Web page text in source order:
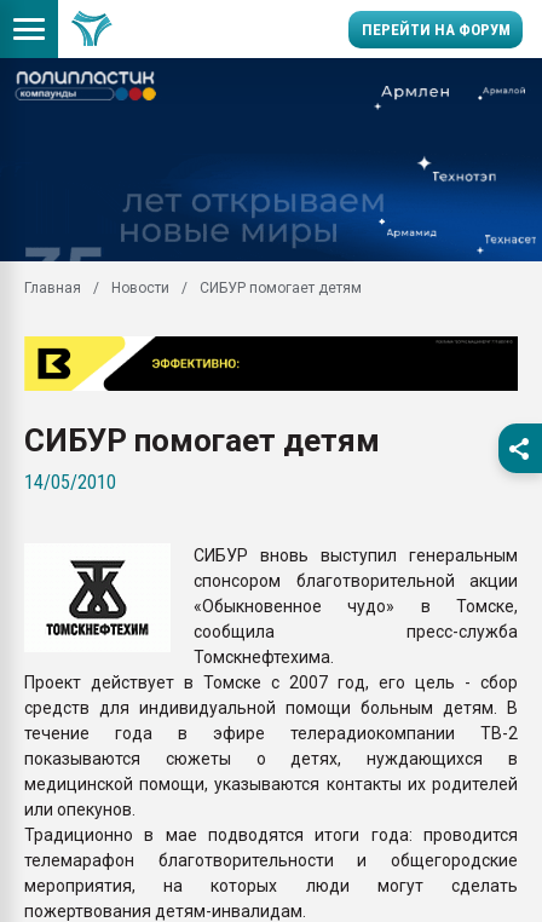
ПЕРЕЙТИ НА ФОРУМ
Вакуум-формовочные
ближайшее
Подмосковье, Москва
28.07.2026
28.07.2026
Материал
вакуумного
Armaloy PC/ABS-1IM
ПЕРЕЙТИ НА
Главная Новости СИБУР помогает детям
СИБУР помогает детям
14/05/2010
СИБУР вновь выступил генеральным
спонсором благотворительной акции
«Обыкновенное чудо» в Томске,
сообщила пресс-служба
Томскнефтехима.
Проект действует в Томске с 2007 год, его цель - сбор
средств для индивидуальной помощи больным детям. В
течение года в эфире телерадиокомпании ТВ-2
показываются сюжеты о детях, нуждающихся в
медицинской помощи, указываются контакты их родителей
или опекунов.
Традиционно в мае подводятся итоги года: проводится
телемарафон благотворительности и общегородские
мероприятия, на которых люди могут сделать
пожертвования детям-инвалидам.